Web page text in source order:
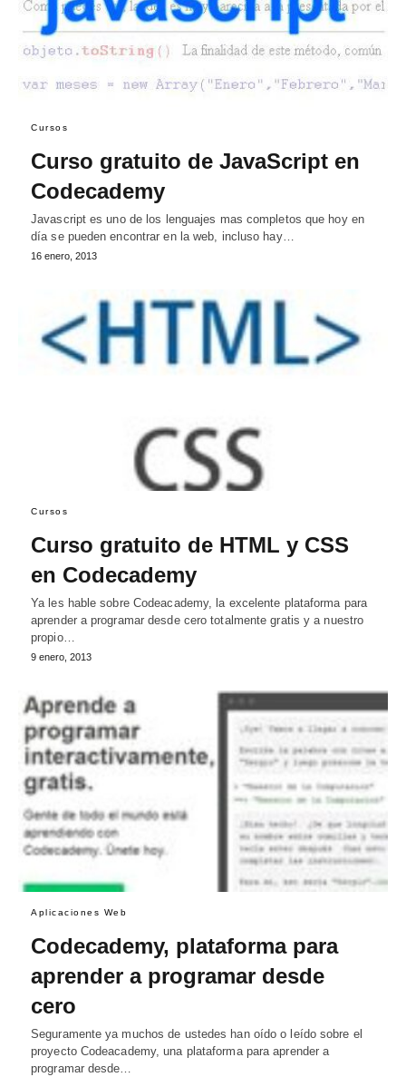
Cursos
Curso gratuito de JavaScript en
Codecademy
Javascript es uno de los lenguajes mas completos que hoy en
día se pueden encontrar en la web, incluso hay…
16 enero, 2013
Cursos
Curso gratuito de HTML y CSS
en Codecademy
Ya les hable sobre Codeacademy, la excelente plataforma para
aprender a programar desde cero totalmente gratis y a nuestro
propio…
9 enero, 2013
Aplicaciones Web
Codecademy, plataforma para
aprender a programar desde
cero
Seguramente ya muchos de ustedes han oído o leído sobre el
proyecto Codeacademy, una plataforma para aprender a
programar desde…